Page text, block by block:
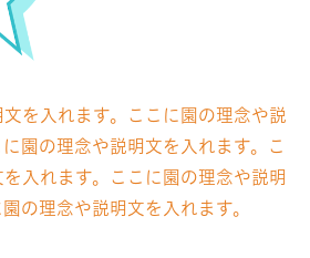
を入れます。ここに園の理念や説
園の理念や説明文を入れます。こ
入れます。ここに園の理念や説明
の理念や説明文を入れます。